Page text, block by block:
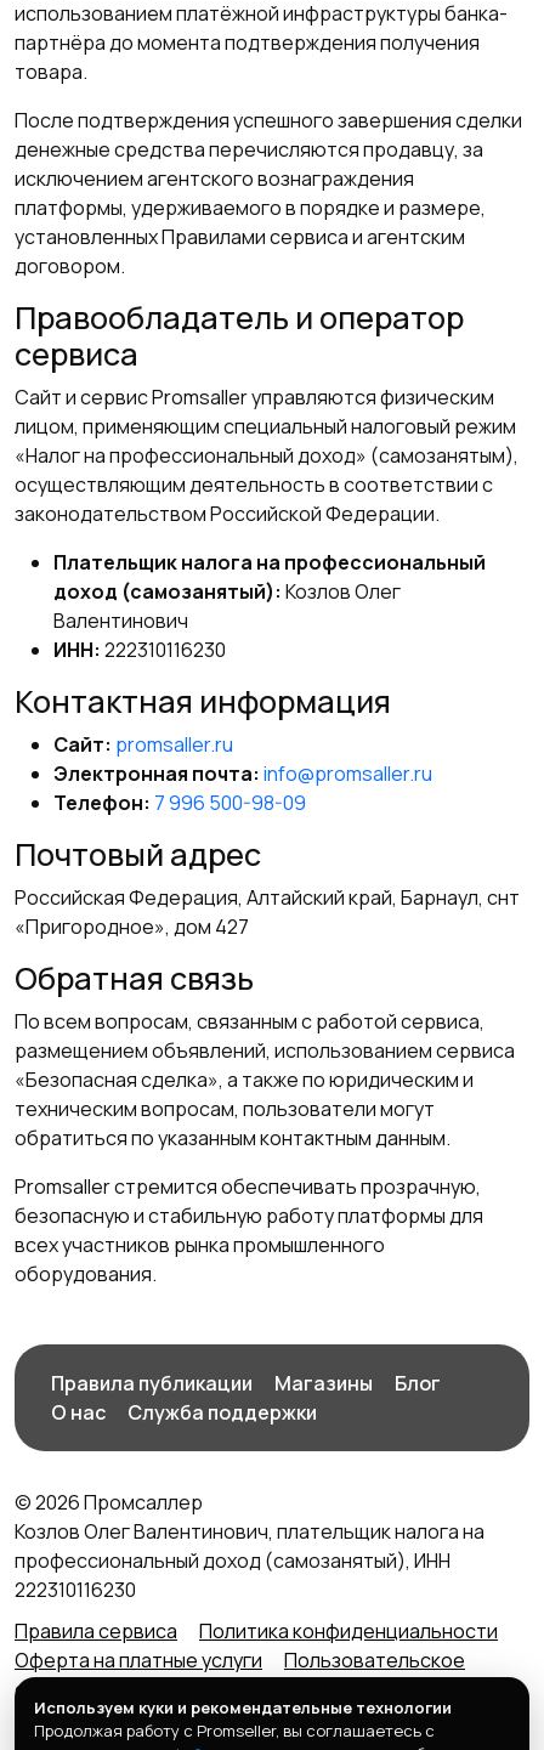
использованием платёжной инфраструктуры банка-
партнёра до момента подтверждения получения
товара.
После подтверждения успешного завершения сделки
денежные средства перечисляются продавцу, за
исключением агентского вознаграждения
платформы, удерживаемого в порядке и размере,
установленных Правилами сервиса и агентским
договором.
Правообладатель и оператор
сервиса
Сайт и сервис Promsaller управляются физическим
лицом, применяющим специальный налоговый режим
«Налог на профессиональный доход» (самозанятым),
осуществляющим деятельность в соответствии с
законодательством Российской Федерации.
Плательщик налога на профессиональный
доход (самозанятый): Козлов Олег
Валентинович
ИНН: 222310116230
Контактная информация
Сайт: promsaller.ru
Электронная почта: info@promsaller.ru
Телефон: 7 996 500-98-09
Почтовый адрес
Российская Федерация, Алтайский край, Барнаул, снт
«Пригородное», дом 427
Обратная связь
По всем вопросам, связанным с работой сервиса,
размещением объявлений, использованием сервиса
«Безопасная сделка», а также по юридическим и
техническим вопросам, пользователи могут
обратиться по указанным контактным данным.
Promsaller стремится обеспечивать прозрачную,
безопасную и стабильную работу платформы для
всех участников рынка промышленного
оборудования.
Правила публикации Магазины
Блог
О нас
Служба поддержки
© 2026 Промсаллер
Козлов Олег Валентинович, плательщик налога на
профессиональный доход (самозанятый), ИНН
222310116230
Правила сервиса
Политика конфиденциальности
Оферта на платные услуги
Пользовательское
соглашение
продавцов
Используем куки и рекомендательные технологии
Продолжая работу с Promseller, вы соглашаетесь с